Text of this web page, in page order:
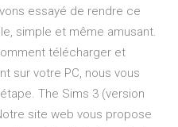
essayé de rendre ce
simple et même amusant.
télécharger et
sur votre PC, nous vous
The Sims 3 (version
site web vous propose